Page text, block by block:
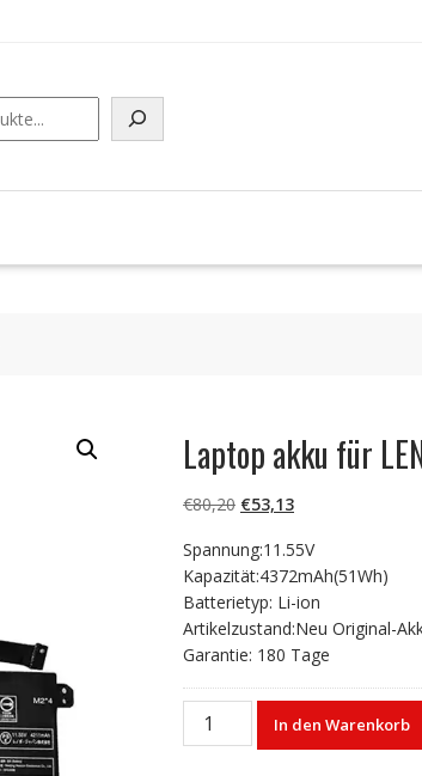
Laptop akku für
€80,20 Ursprünglicher
war:
€80,20
€53,13Aktueller
ist:
€53,13.
Spannung:11.55V
Kapazität:4372mAh(51Wh)
Batterietyp: Li-ion
Artikelzustand:Neu Original-
Garantie: 180 Tage
Laptop
akku
In den Warenkorb